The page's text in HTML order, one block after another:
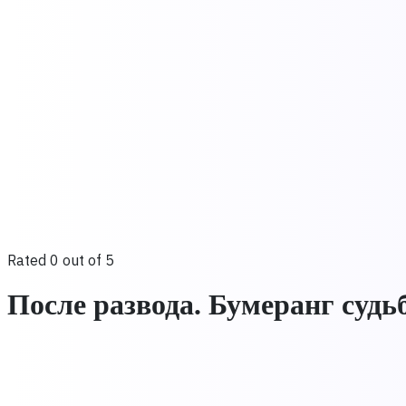
Rated 0 out of 5
После развода. Бумеранг